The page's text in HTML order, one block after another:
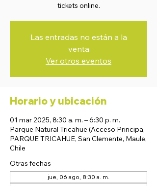
tickets online.
Las entradas no están a la
venta
Ver otros eventos
Horario y ubicación
01 mar 2025, 8:30 a. m. – 6:30 p. m.
Parque Natural Tricahue (Acceso Principa,
PARQUE TRICAHUE, San Clemente, Maule,
Chile
Otras fechas
jue, 06 ago, 8:30 a. m.